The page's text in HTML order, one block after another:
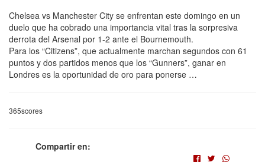
Chelsea vs Manchester City se enfrentan este domingo en un
duelo que ha cobrado una importancia vital tras la sorpresiva
derrota del Arsenal por 1-2 ante el Bournemouth.
Para los “Citizens”, que actualmente marchan segundos con 61
puntos y dos partidos menos que los “Gunners”, ganar en
Londres es la oportunidad de oro para ponerse …
365scores
Compartir en: